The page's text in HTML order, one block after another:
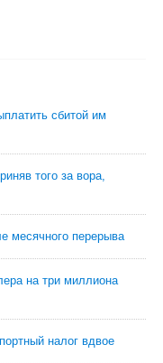
сбитой им
того за вора,
месячного перерыва
на три миллиона
налог вдвое